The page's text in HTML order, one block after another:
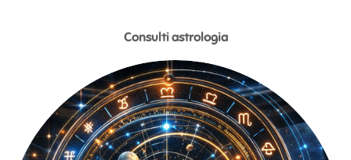
Consulti astrologia